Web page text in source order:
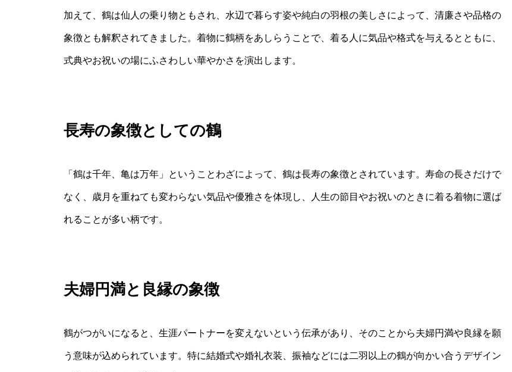
加えて、鶴は仙人の乗り物ともされ、水辺で暮らす姿や純白の羽根の美しさによって、清廉さや品格の
象徴とも解釈されてきました。着物に鶴柄をあしらうことで、着る人に気品や格式を与えるとともに、
式典やお祝いの場にふさわしい華やかさを演出します。
長寿の象徴としての鶴
「鶴は千年、亀は万年」ということわざによって、鶴は長寿の象徴とされています。寿命の長さだけで
なく、歳月を重ねても変わらない気品や優雅さを体現し、人生の節目やお祝いのときに着る着物に選ば
れることが多い柄です。
夫婦円満と良縁の象徴
鶴がつがいになると、生涯パートナーを変えないという伝承があり、そのことから夫婦円満や良縁を願
う意味が込められています。特に結婚式や婚礼衣装、振袖などには二羽以上の鶴が向かい合うデザイン